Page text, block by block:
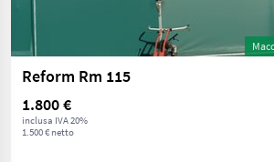
Reform Rm 115
1.800 €
inclusa IVA 20%
1.500 € netto